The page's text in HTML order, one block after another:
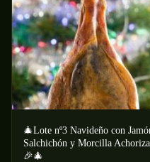
🎄Lote nº3 Navideño con
Salchichón y Morcilla
🎉🎄